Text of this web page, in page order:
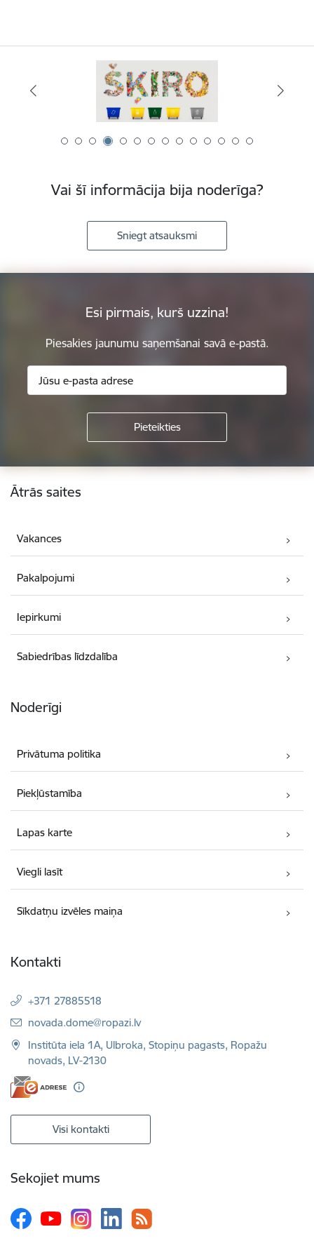
Vai šī informācija bija noderīga?
Sniegt atsauksmi
Esi pirmais, kurš uzzina!
Piesakies jaunumu saņemšanai savā e-pastā.
Kājene
Ātrās saites
Vakances
Pakalpojumi
Iepirkumi
Sabiedrības līdzdalība
Noderīgi
Privātuma politika
Piekļūstamība
Lapas karte
Viegli lasīt
Sīkdatņu izvēles maiņa
Kontakti
+371 27885518
E-pasts:
novada.dome@ropazi.lv
Institūta iela 1A, Ulbroka, Stopiņu pagasts, Ropažu
novads, LV-2130
Visi kontakti
Sekojiet mums